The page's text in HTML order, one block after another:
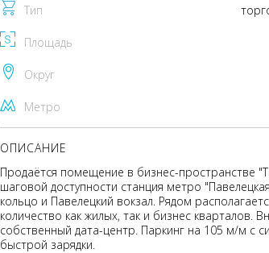
Тип
Площадь
Округ
Метро
ОПИСАНИЕ
Продаётся помещение в бизнес-пространстве
шаговой доступности станция метро
кольцо и Павелецкий вокзал. Рядом
количество как жилых, так и бизнес кварталов.
собственный дата-центр. Паркинг на 105 м/м с
быстрой зарядки.